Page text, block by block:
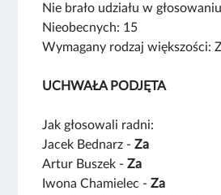
Nie brało udziału w
Nieobecnych: 15
Wymagany rodzaj większości:
UCHWAŁA PODJĘTA
Jak głosowali radni:
Jacek Bednarz - Za
Artur Buszek - Za
Iwona Chamielec - Za